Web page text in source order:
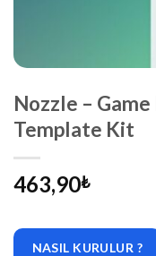
Nozzle –
Template Kit
463,90₺
NASIL KURULUR ?